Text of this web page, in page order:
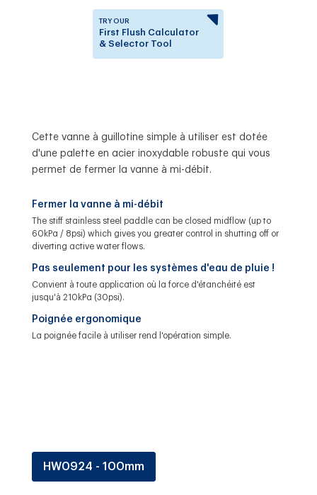
TRY OUR
First Flush Calculator
& Selector Tool
Cette vanne à guillotine simple à utiliser est dotée
d'une palette en acier inoxydable robuste qui vous
permet de fermer la vanne à mi-débit.
Fermer la vanne à mi-débit
The stiff stainless steel paddle can be closed midflow (up to
60kPa / 8psi) which gives you greater control in shutting off or
diverting active water flows.
Pas seulement pour les systèmes d'eau de pluie !
Convient à toute application où la force d'étanchéité est
jusqu'à 210kPa (30psi).
Poignée ergonomique
La poignée facile à utiliser rend l'opération simple.
HW0924 - 100mm